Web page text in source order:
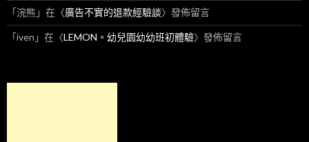
「浣熊 」在〈廣告不實的退款經驗談〉發佈留言
「iven 」在〈LEMON。幼兒園幼幼班初體驗〉發佈留言